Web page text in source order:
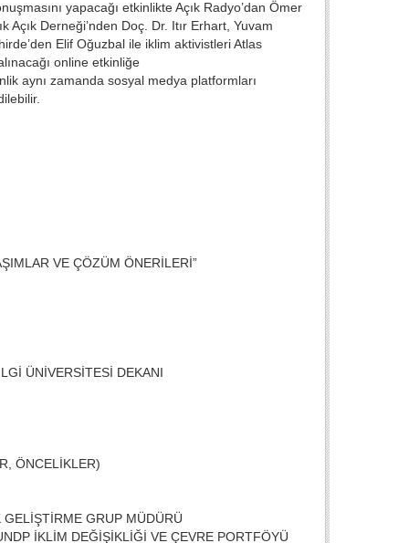
yapacağı etkinlikte Açık Radyo’dan Ömer
Açık Derneği’nden Doç. Dr. Itır Erhart, Yuvam
Elif Oğuzbal ile iklim aktivistleri Atlas
online etkinliğe
aynı zamanda sosyal medya platformları
VE ÇÖZÜM ÖNERİLERİ”
ÜNİVERSİTESİ DEKANI
ÖNCELİKLER)
GRUP MÜDÜRÜ
İKLİM DEĞİŞİKLİĞİ VE ÇEVRE PORTFÖYÜ